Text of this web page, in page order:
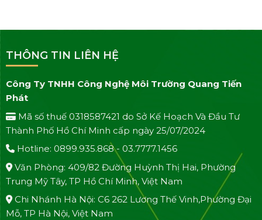
THÔNG TIN LIÊN HỆ
Công Ty TNHH Công Nghệ Môi Trường Quang Tiến
Phát
Mã số thuế 0318587421 do Sở Kế Hoạch Và Đầu Tư
Thành Phố Hồ Chí Minh cấp ngày 25/07/2024
Hotline: 0899.935.868 - 03.7777.1456
Văn Phòng: 409/82 Đường Huỳnh Thị Hai, Phường
Trung Mỹ Tây, TP Hồ Chí Minh, Việt Nam
Chi Nhánh Hà Nội: C6 262 Lương Thế Vinh,Phường Đại
Mỗ, TP Hà Nội, Việt Nam